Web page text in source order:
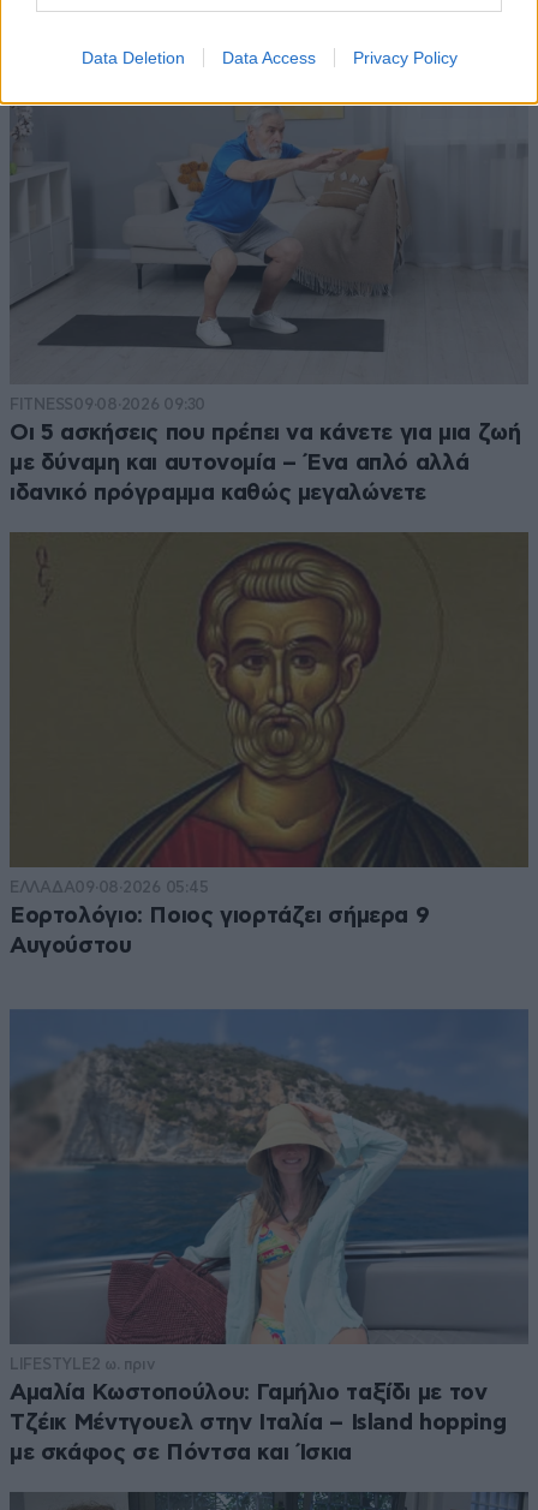
Data Deletion Data Access Privacy Policy
FITNESS09·08·2026 09:30
Οι 5 ασκήσεις που πρέπει να κάνετε για μια ζωή
με δύναμη και αυτονομία – Ένα απλό αλλά
ιδανικό πρόγραμμα καθώς μεγαλώνετε
ΕΛΛΑΔΑ09·08·2026 05:45
Εορτολόγιο: Ποιος γιορτάζει σήμερα 9
Αυγούστου
LIFESTYLE 2 ω. πριν
Αμαλία Κωστοπούλου: Γαμήλιο ταξίδι με τον
Τζέικ Μέντγουελ στην Ιταλία – Island hopping
με σκάφος σε Πόντσα και Ίσκια